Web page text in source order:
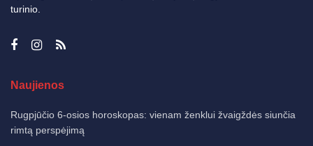
turinio.
Naujienos
Rugpjūčio 6-osios horoskopas: vienam ženklui žvaigždės siunčia
rimtą perspėjimą